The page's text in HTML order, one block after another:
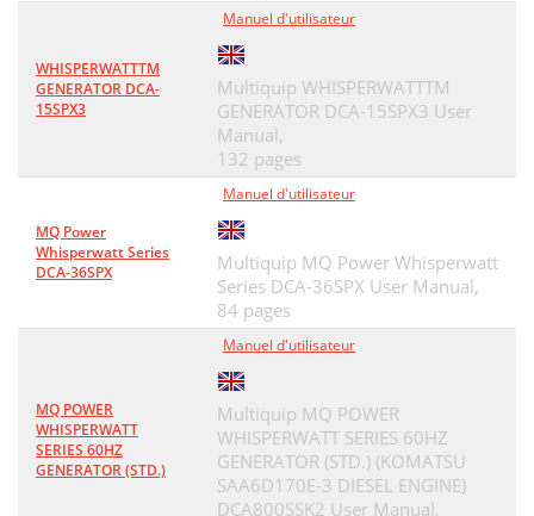
WHISPERWATTTM
GENERATOR DCA-
15SPX3
Manuel d'utilisateur
Multiquip WHISPERWATTTM
GENERATOR DCA-15SPX3 User
Manual,
132 pages
MQ Power
Whisperwatt Series
DCA-36SPX
Manuel d'utilisateur
Multiquip MQ Power Whisperwatt
Series DCA-36SPX User Manual,
84 pages
MQ POWER
WHISPERWATT
SERIES 60HZ
GENERATOR (STD.)
Manuel d'utilisateur
Multiquip MQ POWER
WHISPERWATT SERIES 60HZ
GENERATOR (STD.) (KOMATSU
SAA6D170E-3 DIESEL ENGINE)
DCA800SSK2 User Manual,